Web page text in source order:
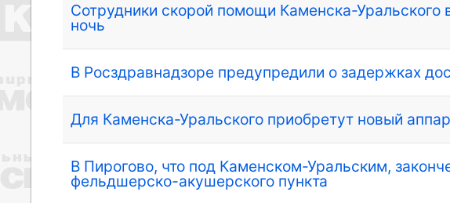
Сотрудники скорой помощи Каменска-Уральского
ночь
В Росздравнадзоре предупредили о задержках
Для Каменска-Уральского приобретут новый
В Пирогово, что под Каменском-Уральским,
фельдшерско-акушерского пункта